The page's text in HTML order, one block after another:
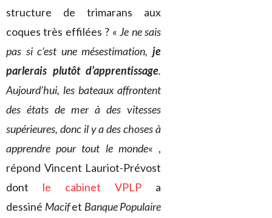
structure de trimarans aux
coques très effilées ? «Je ne sais
pas si c’est une mésestimation, je
parlerais plutôt d’apprentissage.
Aujourd’hui, les bateaux affrontent
des états de mer à des vitesses
supérieures, donc il y a des choses à
apprendre pour tout le monde« ,
répond Vincent Lauriot-Prévost
dont le cabinet VPLP a
dessiné Macifet Banque Populaire